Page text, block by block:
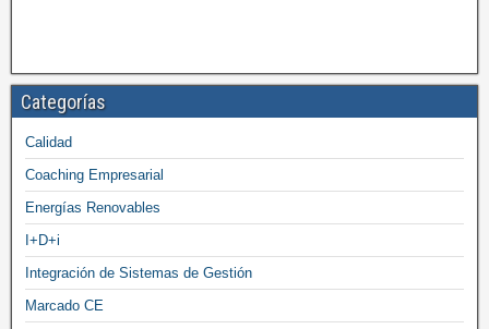
Categorías
Calidad
Coaching Empresarial
Energías Renovables
I+D+i
Integración de Sistemas de Gestión
Marcado CE